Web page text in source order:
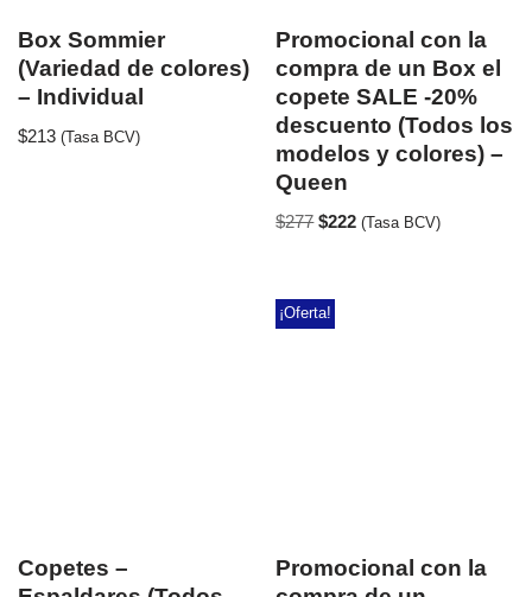
Box Sommier
(Variedad de colores)
– Individual
$213 (Tasa BCV)
Promocional con la
compra de un Box el
copete SALE -20%
descuento (Todos los
modelos y colores) –
Queen
$277 $222 (Tasa BCV)
Copetes –
¡Oferta!
Promocional con la